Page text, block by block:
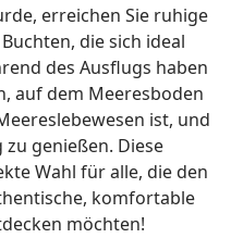
erreichen Sie ruhige
die sich ideal
des Ausflugs haben
auf dem Meeresboden
ist, und
genießen. Diese
Wahl für alle, die den
komfortable
möchten!